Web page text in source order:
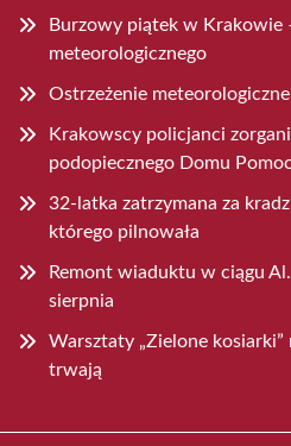
Burzowy piątek w Krakowie
meteorologicznego
Ostrzeżenie
Krakowscy policjanci
podopiecznego Domu
32-latka zatrzymana za
którego pilnowała
Remont wiaduktu w ciągu
sierpnia
Warsztaty „Zielone
trwają